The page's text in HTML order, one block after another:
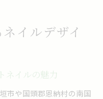
イルデザイ
ネイルの魅力
市や国頭郡恩納村の南国